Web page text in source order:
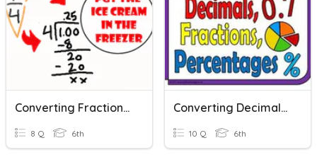
Converting Fractions To Decimals
8 Q 6th
Converting Decimals To Fractions And Fractions To Decimals
10 Q 6th